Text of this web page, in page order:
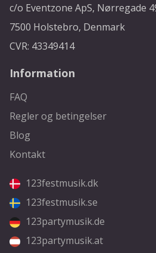
c/o Eventzone ApS, Nørregade
7500 Holstebro, Denmark
CVR: 43349414
Information
FAQ
Regler og betingelser
Blog
Kontakt
123festmusik.dk
123festmusik.se
123partymusik.de
123partymusik.at